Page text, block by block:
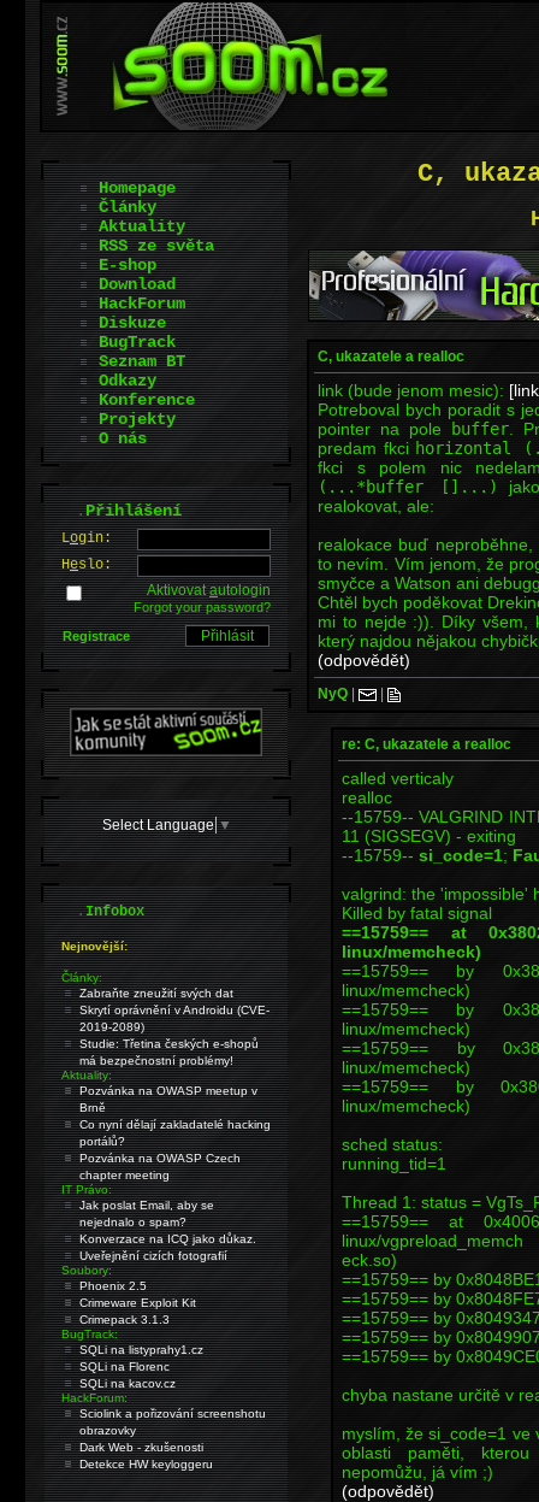
C,
C, ukazatele a realloc
link (bude jenom mesic):
Potreboval bych poradit s
pointer na pole
buffer.
predam fkci horizontal
fkci s polem nic
(...*buffer []...)
realokovat, ale:
realokace buď
to nevím. Vím jenom, že
smyčce a Watson ani
Chtěl bych poděkovat
mi to nejde :)). Díky všem,
který najdou nějakou
(odpovědět)
NyQ | |
re: C, ukazatele a realloc
called verticaly
realloc
--15759-- VALGRIND
11 (SIGSEGV) - exiting
--15759-- si_code=1;
valgrind: the 'impossible'
Killed by fatal signal
==15759== at
linux/memcheck)
==15759== by
linux/memcheck)
==15759== by
linux/memcheck)
==15759== by
linux/memcheck)
==15759== by
linux/memcheck)
sched status:
running_tid=1
Thread 1: status =
==15759== at
linux/vgpreload_memch
eck.so)
==15759== by
==15759== by
==15759== by
==15759== by
==15759== by
chyba nastane určitě v
myslím, že si_code=1 ve
oblasti paměti,
nepomůžu, já vím ;)
(odpovědět)
Homepage
Články
Aktuality
RSS ze světa
E-shop
Download
HackForum
Diskuze
BugTrack
Seznam BT
Odkazy
Konference
Projekty
O nás
.Přihlášení
Login:
Heslo:
Aktivovatautologin
Forgot your password?
Registrace
Select Language ▼
.Infobox
Nejnovější:
Články:
Zabraňte zneužití svých dat
Skrytí oprávnění v Androidu (CVE-
2019-2089)
Studie: Třetina českých e-shopů
má bezpečnostní problémy!
Aktuality:
Pozvánka na OWASP meetup v
Brně
Co nyní dělají zakladatelé hacking
portálů?
Pozvánka na OWASP Czech
chapter meeting
IT Právo:
Jak poslat Email, aby se
nejednalo o spam?
Konverzace na ICQ jako důkaz.
Uveřejnění cizích fotografií
Soubory:
Phoenix 2.5
Crimeware Exploit Kit
Crimepack 3.1.3
BugTrack:
SQLi na listyprahy1.cz
SQLi na Florenc
SQLi na kacov.cz
HackForum:
Sciolink a pořizování screenshotu
obrazovky
Dark Web - zkušenosti
Detekce HW keyloggeru